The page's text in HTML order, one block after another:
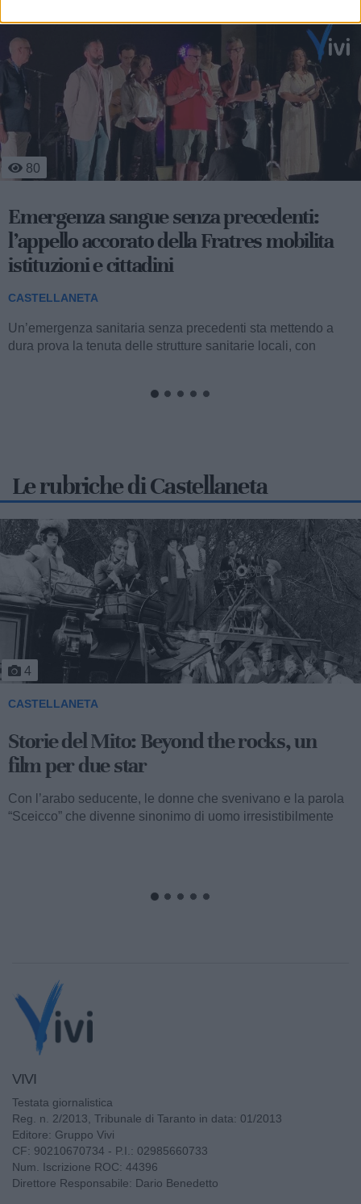
194
A volte ritornano: ecco la commedia
«Mangèt’ e b’vit’ ca u’ munn’ s’è capit’!»
CASTELLANETA
La compagnia teatrale «I’ Fratill’ da’n’Dulurét’» torna in
scena dopo vent’anni di assenza con...
Le rubriche di Castellaneta
5
CASTELLANETA
Storie del Mito: Uno sceicco esuberante
Valentino fu consacrato attore internazionale, come abbiamo
visto, con il film “I quattro cavalieri dell’Apocalisse”. Così
cominciava...
VIVI
Testata giornalistica
Reg. n. 2/2013, Tribunale di Taranto in data: 01/2013
Editore: Gruppo Vivi
CF: 90210670734 - P.I.: 02985660733
Num. Iscrizione ROC: 44396
Direttore Responsabile: Dario Benedetto